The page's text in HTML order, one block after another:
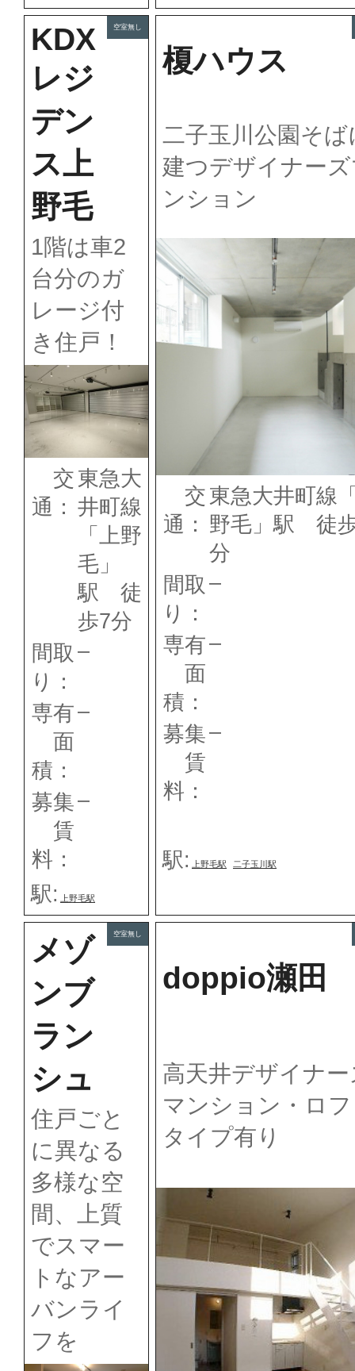
KDX
レジ
デン
ス上
野毛
1階は車2
台分のガ
レージ付
き住戸！
交
通：
東急大
井町線
「上野
毛」
駅 徒
歩7分
間取
り：
–
専有
面
積：
–
募集
賃
料：
–
駅: 上野毛駅
空室無し
榎ハウス
二子玉川公園そば
建つデザイナー
ンション
交
通：
東急大井町線
野毛」駅 徒
分
間取
り：
–
専有
面
積：
–
募集
賃
料：
–
駅: 上野毛駅 二子玉川駅
メゾ
ンブ
ラン
シュ
住戸ごと
に異なる
多様な空
間、上質
でスマー
トなアー
バンライ
フを
空室無し
doppio瀬田
高天井デザイナー
マンション・ロ
タイプ有り